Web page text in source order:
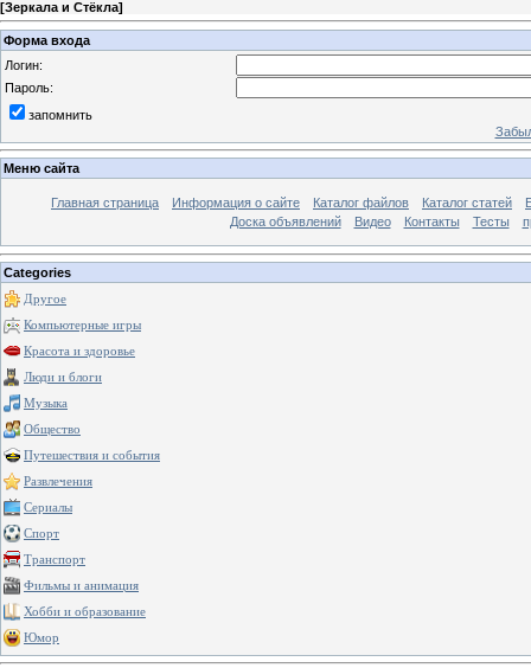
[Зеркала и Стёкла]
Форма входа
Логин:
Пароль:
запомнить
Меню сайта
Главная страница Информация о сайте Каталог файлов Каталог статей
Доска объявлений
Видео Контакты Тесты
Categories
Другое
Компьютерные игры
Красота и здоровье
Люди и блоги
Музыка
Общество
Путешествия и события
Развлечения
Сериалы
Спорт
Транспорт
Фильмы и анимация
Хобби и образование
Юмор